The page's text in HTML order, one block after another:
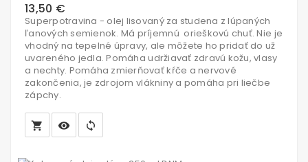
13,50 €
Superpotravina - olej lisovaný za studena z lúpaných
ľanových semienok. Má príjemnú orieškovú chuť. Nie je
vhodný na tepelné úpravy, ale môžete ho pridať do už
uvareného jedla. Pomáha udržiavať zdravú kožu, vlasy
a nechty. Pomáha zmierňovať kŕče a nervové
zakončenia, je zdrojom vlákniny a pomáha pri liečbe
zápchy.
local_grocery_store visibility sync